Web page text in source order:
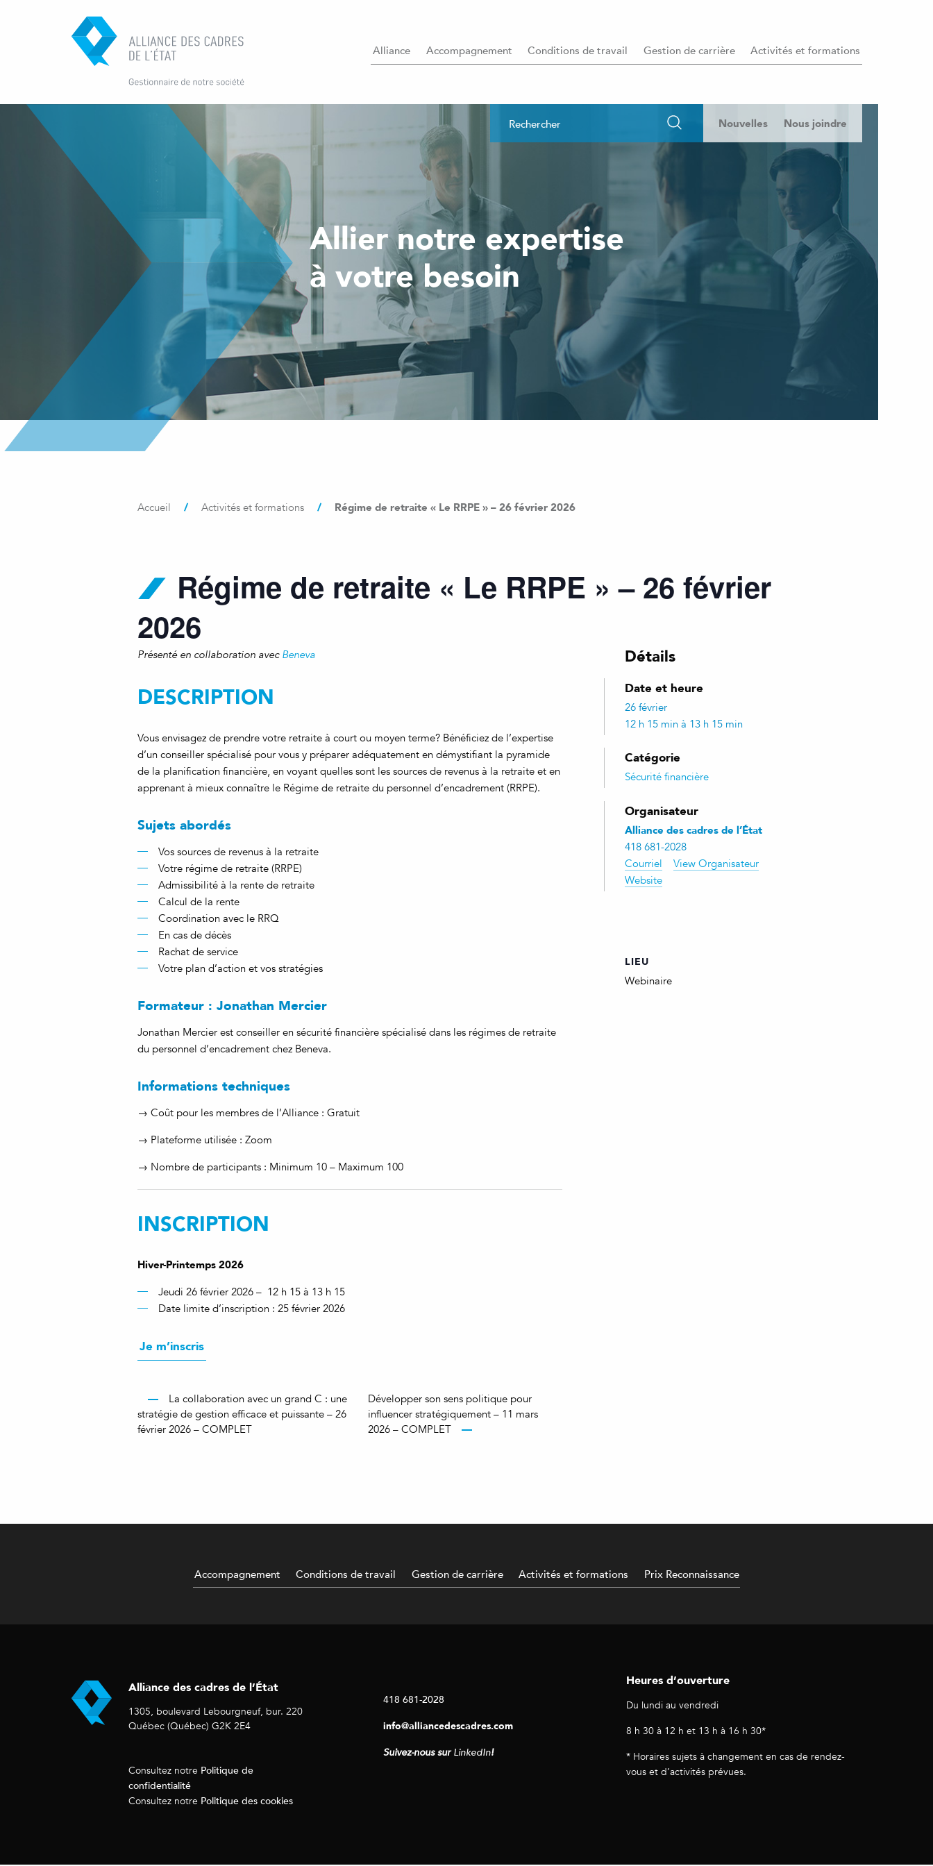
Alliance Accompagnement Conditions de travail Gestion de carrière Activités et formations
Nouvelles Nous joindre
Allier notre expertise
à votre besoin
Accueil / Activités et formations / Régime de retraite « Le RRPE » – 26 février 2026
Régime de retraite « Le RRPE » – 26 février
2026
Détails
Date et heure
26 février
12 h 15 min à 13 h 15 min
Catégorie
Sécurité financière
Organisateur
Alliance des cadres de l’État
418 681-2028
Courriel
View Organisateur
Website
LIEU
Webinaire
Présenté en collaboration avec Beneva
DESCRIPTION
Vous envisagez de prendre votre retraite à court ou moyen terme? Bénéficiez de l’expertise
d’un conseiller spécialisé pour vous y préparer adéquatement en démystifiant la pyramide
de la planification financière, en voyant quelles sont les sources de revenus à la retraite et en
apprenant à mieux connaître le Régime de retraite du personnel d’encadrement (RRPE).
Sujets abordés
Vos sources de revenus à la retraite
Votre régime de retraite (RRPE)
Admissibilité à la rente de retraite
Calcul de la rente
Coordination avec le RRQ
En cas de décès
Rachat de service
Votre plan d’action et vos stratégies
Formateur : Jonathan Mercier
Jonathan Mercier est conseiller en sécurité financière spécialisé dans les régimes de retraite
du personnel d’encadrement chez Beneva.
Informations techniques
→ Coût pour les membres de l’Alliance : Gratuit
→ Plateforme utilisée : Zoom
→ Nombre de participants : Minimum 10 – Maximum 100
INSCRIPTION
Hiver-Printemps 2026
Jeudi 26 février 2026 – 12 h 15 à 13 h 15
Date limite d’inscription : 25 février 2026
Je m’inscris
La collaboration avec un grand C : une
stratégie de gestion efficace et puissante – 26
février 2026 – COMPLET
Développer son sens politique pour
influencer stratégiquement – 11 mars
2026 – COMPLET
Accompagnement Conditions de travail Gestion de carrière Activités et formations Prix Reconnaissance
Alliance des cadres de l’État
1305, boulevard Lebourgneuf, bur. 220
Québec (Québec) G2K 2E4
Consultez notre Politique de
confidentialité
Consultez notre Politique des cookies
418 681-2028
info@alliancedescadres.com
Suivez-nous surLinkedIn!
Heures d’ouverture
Du lundi au vendredi
8 h 30 à 12 h et 13 h à 16 h 30*
* Horaires sujets à changement en cas de rendez-
vous et d’activités prévues.